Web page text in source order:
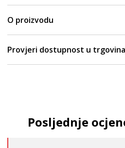
O proizvodu
Provjeri dostupnost u
Posljednje